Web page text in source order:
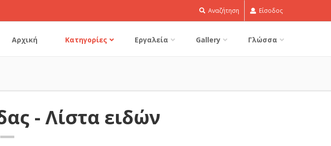
Αναζήτηση Είσοδος
Αρχική Κατηγορίες Εργαλεία Gallery Γλώσσα
- Λίστα ειδών